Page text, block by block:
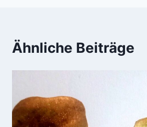
Ähnliche Beiträge